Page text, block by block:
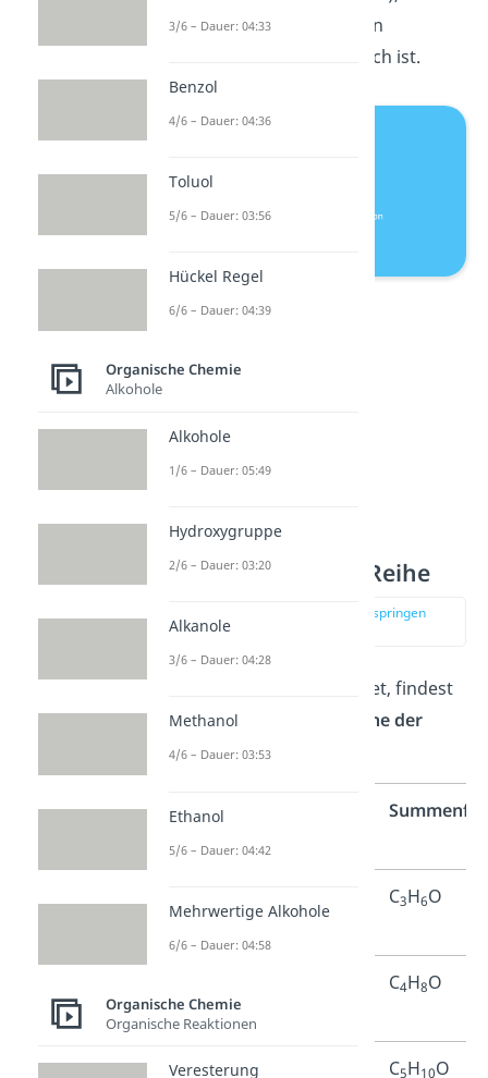
welches für den fruchtigen
Himbeerduft verantwortlich ist.
Ketone homologe Reihe
zur Stelle im Video springen
Von den Alkanen abgeleitet, findest
du hier die
homologe Reihe der
Ketone:
Name
Propanon
C3H6O
Butanon
C4H8O
2-
C5H10O
3/6 – Dauer: 04:33
Benzol
4/6 – Dauer: 04:36
Toluol
5/6 – Dauer: 03:56
Hückel Regel
6/6 – Dauer: 04:39
Organische Chemie
Alkohole
Alkohole
1/6 – Dauer: 05:49
Hydroxygruppe
2/6 – Dauer: 03:20
Alkanole
3/6 – Dauer: 04:28
Methanol
4/6 – Dauer: 03:53
Ethanol
5/6 – Dauer: 04:42
Mehrwertige Alkohole
6/6 – Dauer: 04:58
Organische Chemie
Organische Reaktionen
Veresterung